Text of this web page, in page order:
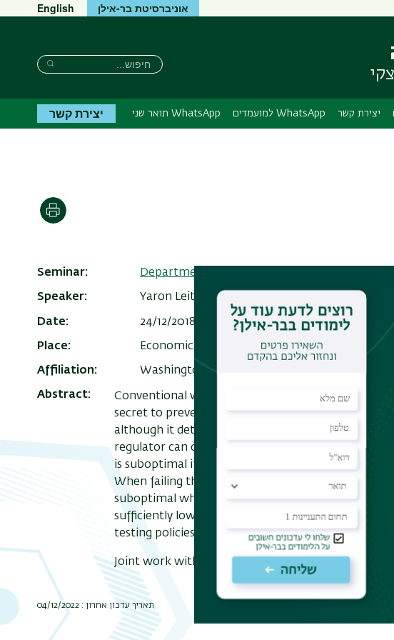
אוניברסיטת בר-אילן English
חיפוש
חיפוש
חיפוש
יצירת קשר WhatsApp למועמדים WhatsApp תואר שני יצירת קשר
הדפסה
Seminar Departmental Seminar 2018-2019
Speaker Yaron Leitner
Date 24/12/2018 - 12:30 - 11:00 Add To Calendar
Place Economics Building (504). Room 011
Affiliation Washington University
Abstract
Conventional wisdom holds that the models used
secret to prevent gaming. We show instead that
although it deters gaming, it may also deter
regulator can choose the minimum standard for
is suboptimal if the regulator is sufficiently
When failing the bank is socially costly, then under
suboptimal when the bank’s private cost of failure
sufficiently low. Finally, we relate our results to
testing policies.
Joint work with Basil Williams.
תאריך עדכון אחרון : 04/12/2022